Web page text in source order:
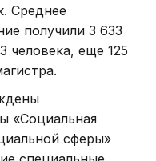
Среднее
получили 3 633
человека, еще 125
«Социальная
сферы»